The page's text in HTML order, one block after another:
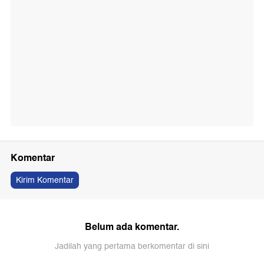
Komentar
Kirim Komentar
Belum ada komentar.
Jadilah yang pertama berkomentar di sini